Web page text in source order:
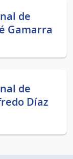
de
Gamarra
de
Díaz